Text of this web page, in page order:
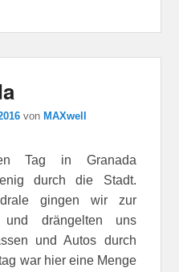
von MAXwell
Tag in Granada
durch die Stadt.
gingen wir zur
und drängelten uns
und Autos durch
war hier eine Menge